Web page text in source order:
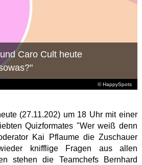
© HappySpots
Caro Cult heute
(27.11.202) um 18 Uhr mit einer
Quizformates "Wer weiß denn
Kai Pflaume die Zuschauer
knifflige Fragen aus allen
stehen die Teamchefs Bernhard